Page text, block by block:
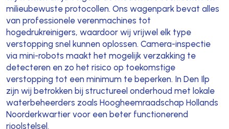
milieubewuste protocollen. Ons wagenpark bevat alles
van professionele verenmachines tot
hogedrukreinigers, waardoor wij vrijwel elk type
verstopping snel kunnen oplossen. Camera-inspectie
via mini-robots maakt het mogelijk verzakking te
detecteren en zo het risico op toekomstige
verstopping tot een minimum te beperken. In Den Ilp
zijn wij betrokken bij structureel onderhoud met lokale
waterbeheerders zoals Hoogheemraadschap Hollands
Noorderkwartier voor een beter functionerend
rioolstelsel.